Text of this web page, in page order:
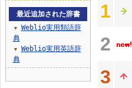
1
2
3
最近追加された辞書
▼
Weblio実用類語辞
典
▼
Weblio実用英語辞
典